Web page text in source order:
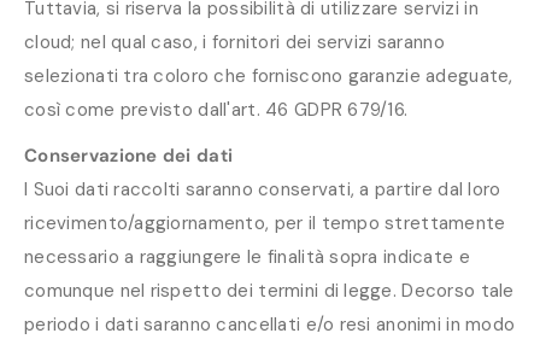
Tuttavia, si riserva la possibilità di utilizzare servizi in
cloud; nel qual caso, i fornitori dei servizi saranno
selezionati tra coloro che forniscono garanzie adeguate,
così come previsto dall'art. 46 GDPR 679/16.
Conservazione dei dati
I Suoi dati raccolti saranno conservati, a partire dal loro
ricevimento/aggiornamento, per il tempo strettamente
necessario a raggiungere le finalità sopra indicate e
comunque nel rispetto dei termini di legge. Decorso tale
periodo i dati saranno cancellati e/o resi anonimi in modo